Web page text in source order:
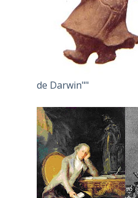
de Darwin""